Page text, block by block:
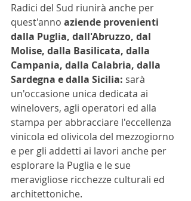
Radici del Sud riunirà anche per
quest'anno aziende provenienti
dalla Puglia, dall'Abruzzo, dal
Molise, dalla Basilicata, dalla
Campania, dalla Calabria, dalla
Sardegna e dalla Sicilia: sarà
un'occasione unica dedicata ai
winelovers, agli operatori ed alla
stampa per abbracciare l'eccellenza
vinicola ed olivicola del mezzogiorno
e per gli addetti ai lavori anche per
esplorare la Puglia e le sue
meravigliose ricchezze culturali ed
architettoniche.